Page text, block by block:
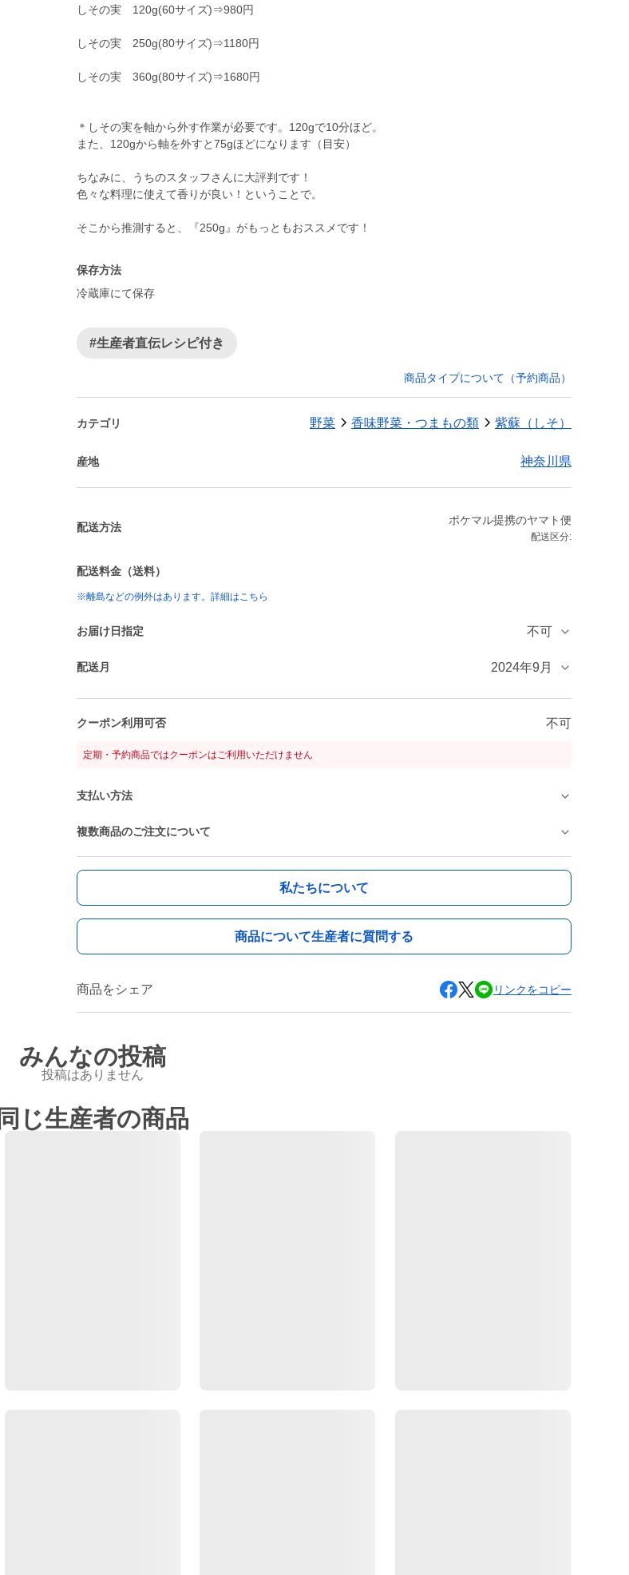
しその実 120g(60サイズ)⇒980円
しその実 250g(80サイズ)⇒1180円
しその実 360g(80サイズ)⇒1680円
＊しその実を軸から外す作業が必要です。120gで10分ほど。
また、120gから軸を外すと75gほどになります（目安）
ちなみに、うちのスタッフさんに大評判です！
色々な料理に使えて香りが良い！ということで。
保存方法
冷蔵庫にて保存
#生産者直伝レシピ付き
商品タイプについて（予約商品）
カテゴリ 野菜 香味野菜・つまもの類 紫蘇（しそ）
産地 神奈川県
配送方法
ポケマル提携のヤマト便
配送区分:
配送料金（送料）
※離島などの例外はあります。詳細はこちら
お届け日指定 不可
配送月 2024年9月
クーポン利用可否 不可
定期・予約商品ではクーポンはご利用いただけません
支払い方法
複数商品のご注文について
私たちについて
商品について生産者に質問する
商品をシェア リンクをコピー
みんなの投稿
投稿はありません
同じ生産者の商品